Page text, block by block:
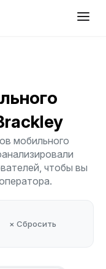
мобильного
чтобы вы
× Сбросить